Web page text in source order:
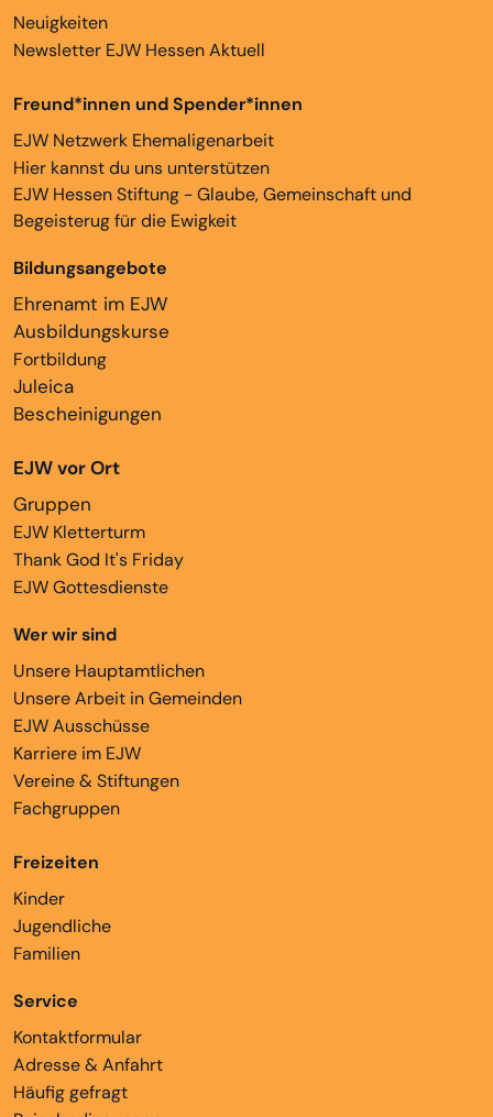
Neuigkeiten
Newsletter EJW Hessen Aktuell
Freund*innen und Spender*innen
EJW Netzwerk Ehemaligenarbeit
Hier kannst du uns unterstützen
EJW Hessen Stiftung - Glaube, Gemeinschaft und
Begeisterug für die Ewigkeit
Bildungsangebote
Ehrenamt im EJW
Ausbildungskurse
Fortbildung
Juleica
Bescheinigungen
EJW vor Ort
Gruppen
EJW Kletterturm
Thank God It's Friday
EJW Gottesdienste
Wer wir sind
Unsere Hauptamtlichen
Unsere Arbeit in Gemeinden
EJW Ausschüsse
Karriere im EJW
Vereine & Stiftungen
Fachgruppen
Freizeiten
Kinder
Jugendliche
Familien
Service
Kontaktformular
Adresse & Anfahrt
Häufig gefragt